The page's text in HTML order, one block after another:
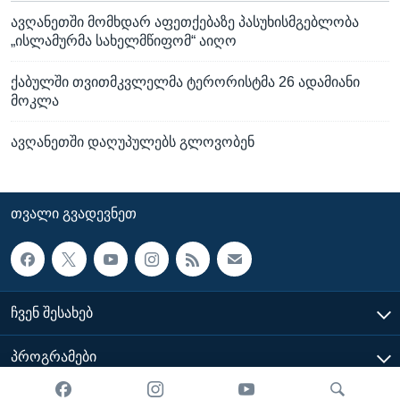
ავღანეთში მომხდარ აფეთქებაზე პასუხისმგებლობა
„ისლამურმა სახელმწიფომ“ აიღო
ქაბულში თვითმკვლელმა ტერორისტმა 26 ადამიანი
მოკლა
ავღანეთში დაღუპულებს გლოვობენ
ᲗᲕᲐᲚᲘ ᲒᲕᲐᲓᲔᲕᲜᲔᲗ
ᲩᲕᲔᲜ ᲨᲔᲡᲐᲮᲔᲑ
ᲞᲠᲝᲒᲠᲐᲛᲔᲑᲘ